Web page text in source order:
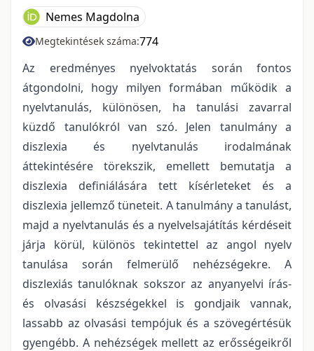
Nemes Magdolna
Megtekintések száma:774
Az eredményes nyelvoktatás során fontos
átgondolni, hogy milyen formában működik a
nyelvtanulás, különösen, ha tanulási zavarral
küzdő tanulókról van szó. Jelen tanulmány a
diszlexia és nyelvtanulás irodalmának
áttekintésére törekszik, emellett bemutatja a
diszlexia definiálására tett kísérleteket és a
diszlexia jellemző tüneteit. A tanulmány a tanulást,
majd a nyelvtanulás és a nyelvelsajátítás kérdéseit
járja körül, különös tekintettel az angol nyelv
tanulása során felmerülő nehézségekre. A
diszlexiás tanulóknak sokszor az anyanyelvi írás-
és olvasási készségekkel is gondjaik vannak,
lassabb az olvasási tempójuk és a szövegértésük
gyengébb. A nehézségek mellett az erősségeikről